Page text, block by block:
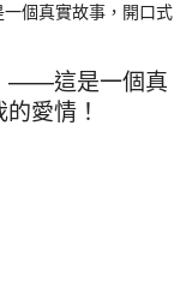
——這是一個真
愛情！